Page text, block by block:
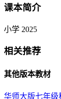
课本简介
小学 2025
相关推荐
其他版本教材
华师大版七年级